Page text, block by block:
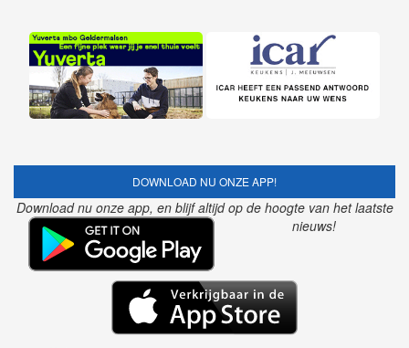
DOWNLOAD NU ONZE APP!
Download nu onze app, en blijf altijd op de hoogte van het laatste
nieuws!